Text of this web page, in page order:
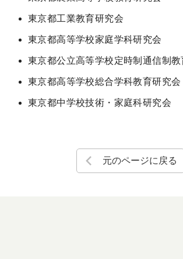
東京都工業教育研究会
東京都高等学校家庭学科研究会
東京都公立高等学校定時制通信制教
東京都高等学校総合学科教育研究会
東京都中学校技術・家庭科研究会
元のページに戻る